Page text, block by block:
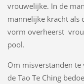
vrouwelijke. In de
mannelijke kracht als
vorm overheerst
pool.
Om misverstanden
de Tao Te Ching